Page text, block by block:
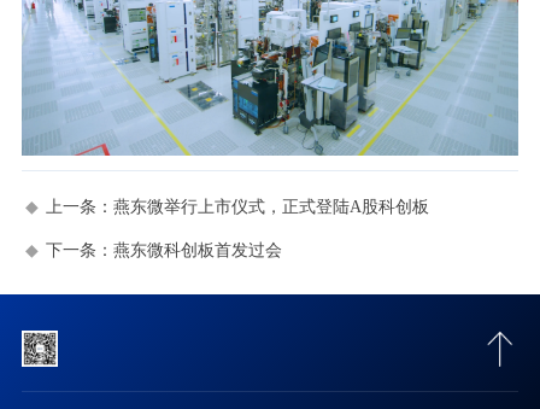
上一条： 燕东微举行上市仪式，正式登陆A股科创板
下一条： 燕东微科创板首发过会